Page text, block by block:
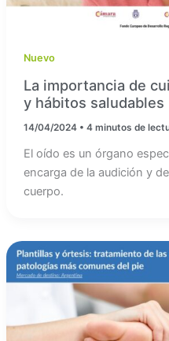
Nuevo
La importancia de
y hábitos saludables
14/04/2024 • 4 minutos de
El oído es un órgano
encarga de la audición y
cuerpo.